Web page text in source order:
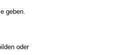
geben.
oder